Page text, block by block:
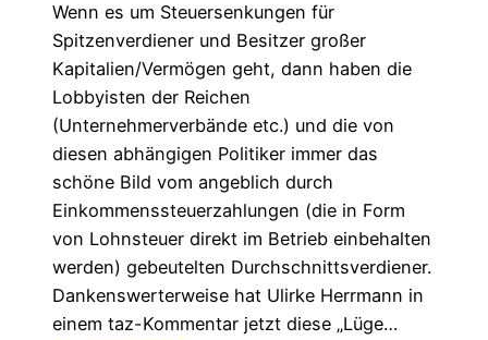
Wenn es um Steuersenkungen für
Spitzenverdiener und Besitzer großer
Kapitalien/Vermögen geht, dann haben die
Lobbyisten der Reichen
(Unternehmerverbände etc.) und die von
diesen abhängigen Politiker immer das
schöne Bild vom angeblich durch
Einkommenssteuerzahlungen (die in Form
von Lohnsteuer direkt im Betrieb einbehalten
werden) gebeutelten Durchschnittsverdiener.
Dankenswerterweise hat Ulirke Herrmann in
einem taz-Kommentar jetzt diese „Lüge…